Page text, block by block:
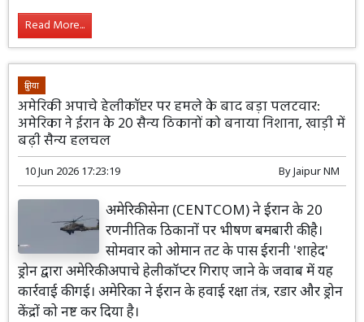
Read More...
दुनिया
अमेरिकी अपाचे हेलीकॉप्टर पर हमले के बाद बड़ा पलटवार:
अमेरिका ने ईरान के 20 सैन्य ठिकानों को बनाया निशाना, खाड़ी में
बढ़ी सैन्य हलचल
10 Jun 2026 17:23:19 ByJaipur NM
अमेरिकी सेना (CENTCOM) ने ईरान के 20
रणनीतिक ठिकानों पर भीषण बमबारी की है।
सोमवार को ओमान तट के पास ईरानी 'शाहेद'
ड्रोन द्वारा अमेरिकी अपाचे हेलीकॉप्टर गिराए जाने के जवाब में यह
कार्रवाई की गई। अमेरिका ने ईरान के हवाई रक्षा तंत्र, रडार और ड्रोन
केंद्रों को नष्ट कर दिया है।